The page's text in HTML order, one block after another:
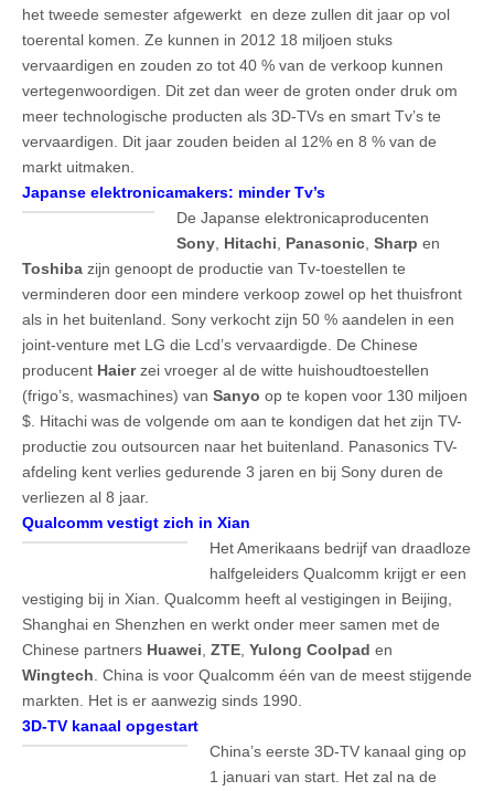
het tweede semester afgewerkt en deze zullen dit jaar op vol
toerental komen. Ze kunnen in 2012 18 miljoen stuks
vervaardigen en zouden zo tot 40 % van de verkoop kunnen
vertegenwoordigen. Dit zet dan weer de groten onder druk om
meer technologische producten als 3D-TVs en smart Tv’s te
vervaardigen. Dit jaar zouden beiden al 12% en 8 % van de
markt uitmaken.
Japanse elektronicamakers: minder Tv’s
De Japanse elektronicaproducenten
Sony Hitachi Panasonic Sharp en
Toshiba zijn genoopt de productie van Tv-toestellen te
verminderen door een mindere verkoop zowel op het thuisfront
als in het buitenland. Sony verkocht zijn 50 % aandelen in een
joint-venture met LG die Lcd’s vervaardigde. De Chinese
producent Haierzei vroeger al de witte huishoudtoestellen
(frigo’s, wasmachines) van Sanyo op te kopen voor 130 miljoen
$. Hitachi was de volgende om aan te kondigen dat het zijn TV-
productie zou outsourcen naar het buitenland. Panasonics TV-
afdeling kent verlies gedurende 3 jaren en bij Sony duren de
verliezen al 8 jaar.
Qualcomm vestigt zich in Xian
Het Amerikaans bedrijf van draadloze
halfgeleiders Qualcomm krijgt er een
vestiging bij in Xian. Qualcomm heeft al vestigingen in Beijing,
Shanghai en Shenzhen en werkt onder meer samen met de
Chinese partners Huawei ZTE Yulong Coolpad en
Wingtech . China is voor Qualcomm één van de meest stijgende
markten. Het is er aanwezig sinds 1990.
3D-TV kanaal opgestart
China’s eerste 3D-TV kanaal ging op
1 januari van start. Het zal na de